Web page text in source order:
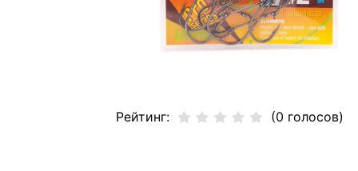
Рейтинг: (0 голосов)